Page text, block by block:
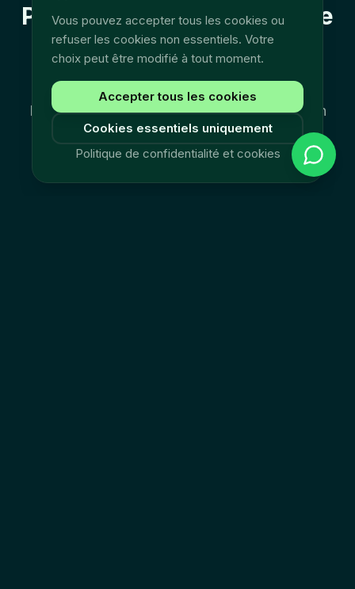
Pourquoi ce n'est pas juste
un outil de pointage de
Fullyn Time est construit pour la réalité terrain
belge : ouvriers mobiles, chefs d'équipe,
complexité payroll et traçabilité avant
Vous pouvez accepter tous les cookies ou
refuser les cookies non essentiels. Votre
choix peut être modifié à tout moment.
Accepter tous les cookies
Cookies essentiels uniquement
Politique de confidentialité et cookies